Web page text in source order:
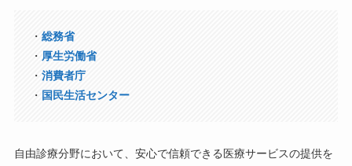
・ 総務省
・ 厚生労働省
・ 消費者庁
・ 国民生活センター
自由診療分野において、安心で信頼できる医療サービスの提供を